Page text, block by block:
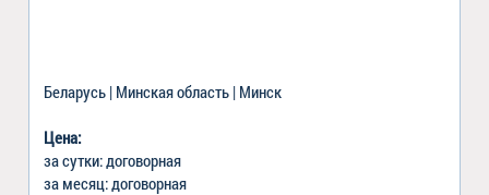
Беларусь | Минская область | Минск
Цена:
за сутки: договорная
за месяц: договорная